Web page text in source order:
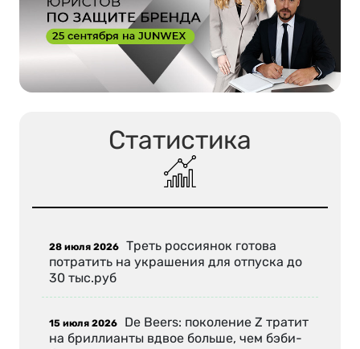
Статистика
28 июля 2026 Треть россиянок готова
потратить на украшения для отпуска до
30 тыс.руб
15 июля 2026 De Beers: поколение Z тратит
на бриллианты вдвое больше, чем бэби-